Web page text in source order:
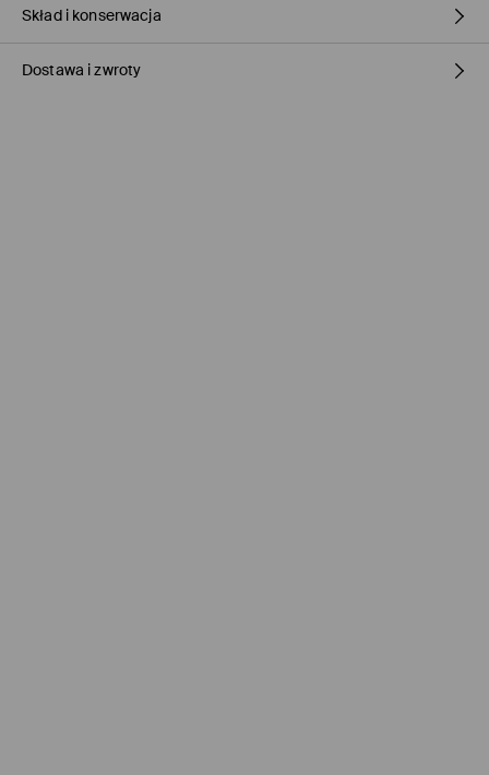
Skład i konserwacja
MATERIAŁ PIERWSZY
Dostawa i zwroty